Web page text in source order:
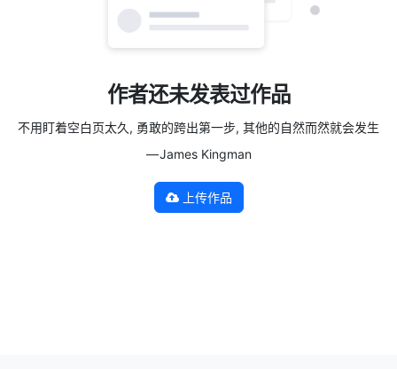
作者还未发表过作品
不用盯着空白页太久, 勇敢的跨出第一步, 其他的自然而然就会发生
— James Kingman
上传作品